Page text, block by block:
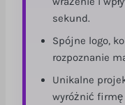
sekund.
Spójne logo,
rozpoznanie
Unikalne
wyróżnić